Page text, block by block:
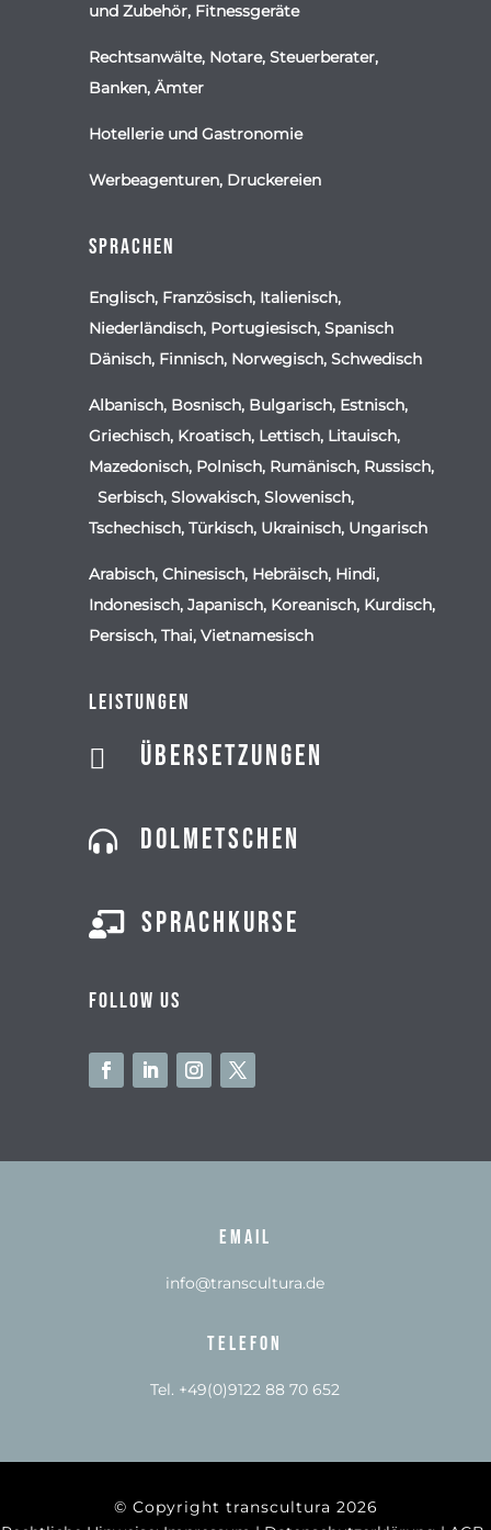
und Zubehör, Fitnessgeräte
Rechtsanwälte, Notare, Steuerberater,
Banken, Ämter
Hotellerie und Gastronomie
Werbeagenturen, Druckereien
Sprachen
Englisch, Französisch, Italienisch,
Niederländisch, Portugiesisch, Spanisch
Dänisch, Finnisch, Norwegisch, Schwedisch
Albanisch, Bosnisch, Bulgarisch, Estnisch,
Griechisch, Kroatisch, Lettisch, Litauisch,
Mazedonisch, Polnisch, Rumänisch, Russisch,
Serbisch, Slowakisch, Slowenisch,
Tschechisch, Türkisch, Ukrainisch, Ungarisch
Arabisch, Chinesisch, Hebräisch, Hindi,
Indonesisch, Japanisch, Koreanisch, Kurdisch,
Persisch, Thai, Vietnamesisch
Leistungen
 Übersetzungen
 Dolmetschen
 Sprachkurse
Follow us
Email
info@transcultura.de
Telefon
Tel. +49(0)9122 88 70 652
© Copyright transcultura 2026